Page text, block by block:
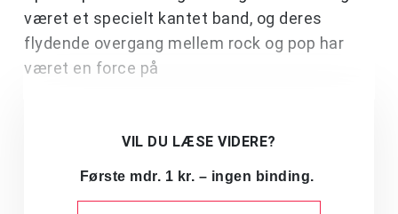
været et specielt kantet band, og deres
flydende overgang mellem rock og pop har
været en force på
VIL DU LÆSE VIDERE?
Første mdr. 1 kr. – ingen binding.